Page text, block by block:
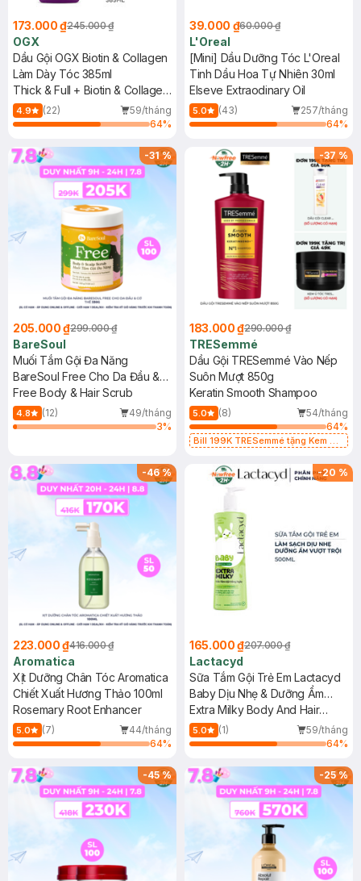
173.000 ₫245.000 ₫
OGX
Dầu Gội OGX Biotin & Collagen
Làm Dày Tóc 385ml
Thick & Full + Biotin & Collagen
Shampoo
4.9 (22)
59/tháng
64%
39.000 ₫60.000 ₫
L'Oreal
[Mini] Dầu Dưỡng Tóc L'Oreal
Tinh Dầu Hoa Tự Nhiên 30ml
Elseve Extraodinary Oil
5.0 (43)
257/tháng
64%
-31%
205.000 ₫299.000 ₫
BareSoul
Muối Tắm Gội Đa Năng
BareSoul Free Cho Da Đầu &
Cơ Thể 330g
Free Body & Hair Scrub
4.8 (12)
49/tháng
3%
-37 %
183.000 ₫290.000 ₫
TRESemmé
Dầu Gội TRESemmé Vào Nếp
Suôn Mượt 850g
Keratin Smooth Shampoo
5.0 (8)
54/tháng
64%
Bill 199K TRESemmé tặng Kem Ủ
-46%
223.000 ₫416.000 ₫
Aromatica
Xịt Dưỡng Chân Tóc Aromatica
Chiết Xuất Hương Thảo 100ml
Rosemary Root Enhancer
5.0 (7)
44/tháng
64%
-20 %
165.000 ₫207.000 ₫
Lactacyd
Sữa Tắm Gội Trẻ Em Lactacyd
Baby Dịu Nhẹ & Dưỡng Ẩm
500ml
Extra Milky Body And Hair
Wash
5.0 (1)
59/tháng
64%
-45% -25%